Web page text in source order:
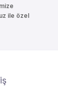
ile özel